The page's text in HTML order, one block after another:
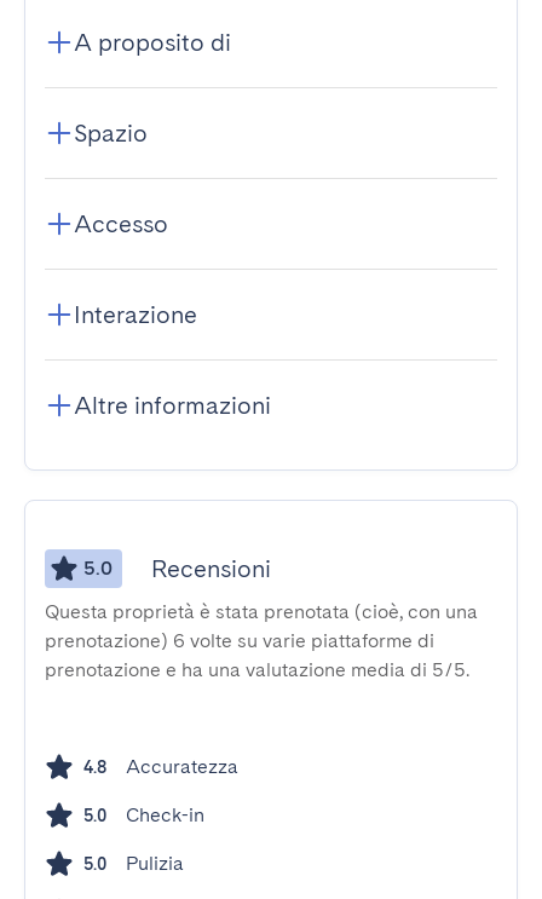
A proposito di
Spazio
Accesso
Interazione
Altre informazioni
5.0 Recensioni
Questa proprietà è stata prenotata (cioè, con una
prenotazione) 6 volte su varie piattaforme di
prenotazione e ha una valutazione media di 5/5.
4.8 Accuratezza
5.0 Check-in
5.0 Pulizia